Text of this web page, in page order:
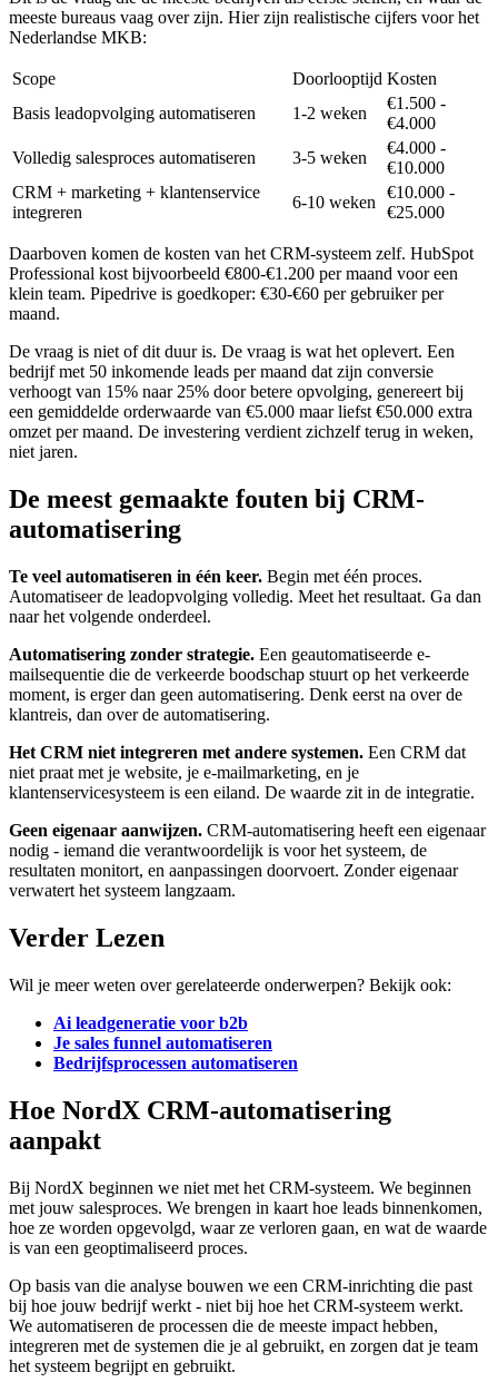
meeste bureaus vaag over zijn. Hier zijn realistische cijfers voor het
Nederlandse MKB:
Scope Doorlooptijd Kosten
Basis leadopvolging automatiseren
1-2 weken
€1.500 -
€4.000
Volledig salesproces automatiseren
3-5 weken
€4.000 -
€10.000
CRM + marketing + klantenservice
integreren
6-10 weken
€10.000 -
€25.000
Daarboven komen de kosten van het CRM-systeem zelf. HubSpot
Professional kost bijvoorbeeld €800-€1.200 per maand voor een
klein team. Pipedrive is goedkoper: €30-€60 per gebruiker per
maand.
De vraag is niet of dit duur is. De vraag is wat het oplevert. Een
bedrijf met 50 inkomende leads per maand dat zijn conversie
verhoogt van 15% naar 25% door betere opvolging, genereert bij
een gemiddelde orderwaarde van €5.000 maar liefst €50.000 extra
omzet per maand. De investering verdient zichzelf terug in weken,
niet jaren.
De meest gemaakte fouten bij CRM-
automatisering
Te veel automatiseren in één keer. Begin met één proces.
Automatiseer de leadopvolging volledig. Meet het resultaat. Ga dan
naar het volgende onderdeel.
Automatisering zonder strategie. Een geautomatiseerde e-
mailsequentie die de verkeerde boodschap stuurt op het verkeerde
moment, is erger dan geen automatisering. Denk eerst na over de
klantreis, dan over de automatisering.
Het CRM niet integreren met andere systemen. Een CRM dat
niet praat met je website, je e-mailmarketing, en je
klantenservicesysteem is een eiland. De waarde zit in de integratie.
Geen eigenaar aanwijzen. CRM-automatisering heeft een eigenaar
nodig - iemand die verantwoordelijk is voor het systeem, de
resultaten monitort, en aanpassingen doorvoert. Zonder eigenaar
verwatert het systeem langzaam.
Verder Lezen
Wil je meer weten over gerelateerde onderwerpen? Bekijk ook:
Ai leadgeneratie voor b2b
Je sales funnel automatiseren
Bedrijfsprocessen automatiseren
Hoe NordX CRM-automatisering
aanpakt
Bij NordX beginnen we niet met het CRM-systeem. We beginnen
met jouw salesproces. We brengen in kaart hoe leads binnenkomen,
hoe ze worden opgevolgd, waar ze verloren gaan, en wat de waarde
is van een geoptimaliseerd proces.
Op basis van die analyse bouwen we een CRM-inrichting die past
bij hoe jouw bedrijf werkt - niet bij hoe het CRM-systeem werkt.
We automatiseren de processen die de meeste impact hebben,
integreren met de systemen die je al gebruikt, en zorgen dat je team
het systeem begrijpt en gebruikt.